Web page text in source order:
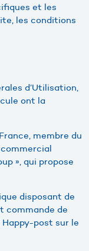
et les
les conditions
d’Utilisation,
ont la
membre du
», qui propose
disposant de
commande de
post sur le